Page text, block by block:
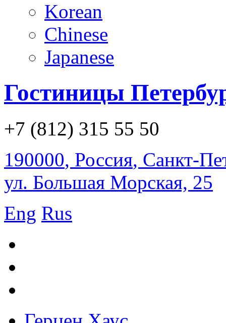
Korean
Chinese
Japanese
Гостиницы
+7 (812) 315 55 50
190000, Россия, Санкт-
ул. Большая Морская, 25
Eng Rus